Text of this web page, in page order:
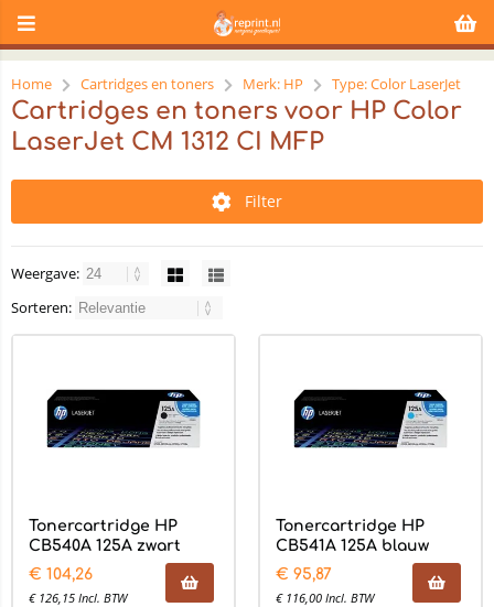
Home Cartridges en toners Merk: HP Type: Color LaserJet
Cartridges en toners voor HP Color
LaserJet CM 1312 CI MFP
Filter
Weergave:
Sorteren:
Tonercartridge HP
CB540A 125A zwart
€ 104,26
€ 126,15 Incl. BTW
Tonercartridge HP
CB541A 125A blauw
€ 95,87
€ 116,00 Incl. BTW